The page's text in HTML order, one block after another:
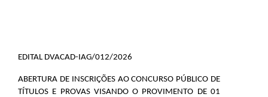
EDITAL DVACAD-IAG/012/2026
ABERTURA DE INSCRIÇÕES AO CONCURSO PÚBLICO DE
TÍTULOS E PROVAS VISANDO O PROVIMENTO DE 01